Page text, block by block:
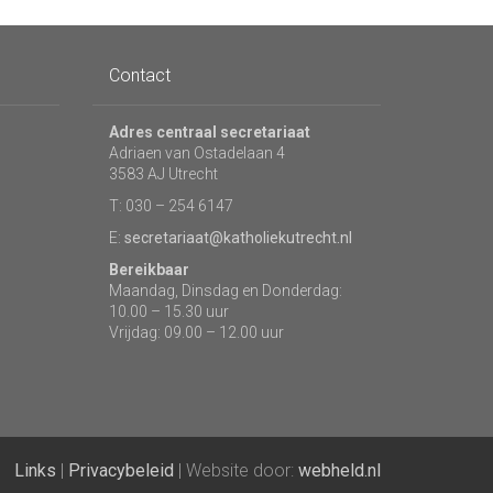
Contact
Adres centraal secretariaat
Adriaen van Ostadelaan 4
3583 AJ Utrecht
T: 030 – 254 6147
E: secretariaat@katholiekutrecht.nl
Bereikbaar
Maandag, Dinsdag en Donderdag:
10.00 – 15.30 uur
Vrijdag: 09.00 – 12.00 uur
Links | Privacybeleid | Website door: webheld.nl